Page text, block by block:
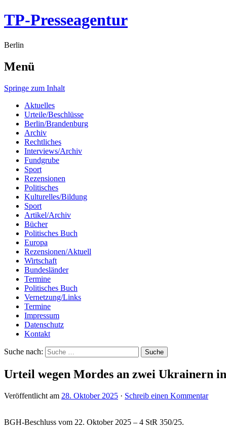
TP-Presseagentur
Berlin
Menü
Springe zum Inhalt
Aktuelles
Urteile/Beschlüsse
Berlin/Brandenburg
Archiv
Rechtliches
Interviews/Archiv
Fundgrube
Sport
Rezensionen
Politisches
Kulturelles/Bildung
Sport
Artikel/Archiv
Bücher
Politisches Buch
Europa
Rezensionen/Aktuell
Wirtschaft
Bundesländer
Termine
Politisches Buch
Vernetzung/Links
Termine
Impressum
Datenschutz
Kontakt
Suche nach:
Urteil wegen Mordes an zwei Ukrainern
Veröffentlicht am 28. Oktober 2025 · Schreib einen Kommentar
BGH-Beschluss vom 22. Oktober 2025 – 4 StR 350/25.